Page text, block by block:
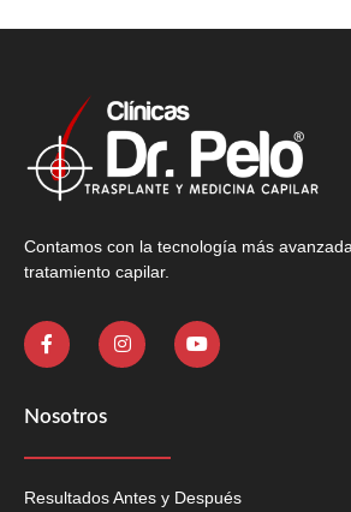
Contamos con la tecnología más
tratamiento capilar.
Nosotros
Resultados Antes y Después